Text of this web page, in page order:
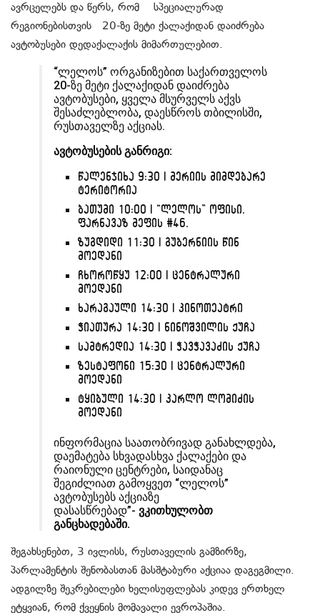
ავრცელებს და წერს, რომ სპეციალურად
რეგიონებისთვის 20-ზე მეტი ქალაქიდან დაიძრება
ავტობუსები დედაქალაქის მიმართულებით.
“ლელოს” ორგანიზებით საქართველოს
20-ზე მეტი ქალაქიდან დაიძრება
ავტობუსები, ყველა მსურველს აქვს
შესაძლებლობა, დაესწროს თბილისში,
რუსთაველზე აქციას.
ავტობუსების განრიგი:
წალენჯიხა 9:30 | მერიის მიმდებარე
ტერიტორია
ბათუმი 10:00 | “ლელოს” ოფისი.
ფარნავაზ მეფის #46.
ზუგდიდი 11:30 | გუბერნიის წინ
მოედანი
ჩხოროწყუ 12:00 | ცენტრალური
მოედანი
ხარაგაული 14:30 | კინოთეატრი
ჭიათურა 14:30 | ნინოშვილის ქუჩა
სამტრედია 14:30 | ჭავჭავაძის ქუჩა
ზესტაფონი 15:30 | ცენტრალური
მოედანი
ტყიბული 14:30 | კარლო ლომიძის
მოედანი
ინფორმაცია საათობრივად განახლდება,
დაემატება სხვადასხვა ქალაქები და
რაიონული ცენტრები, საიდანაც
შეგიძლიათ გამოყვეთ “ლელოს”
ავტობუსებს აქციაზე
დასასწრებად”- ვკითხულობთ
განცხადებაში.
შეგახსენებთ, 3 ივლისს, რუსთაველის გამზირზე,
პარლამენტის შენობასთან მასშტაბური აქციაა დაგეგმილი.
ადგილზე შეკრებილები ხელისუფლებას კიდევ ერთხელ
ეტყვიან, რომ ქვეყნის მომავალი ევროპაშია.